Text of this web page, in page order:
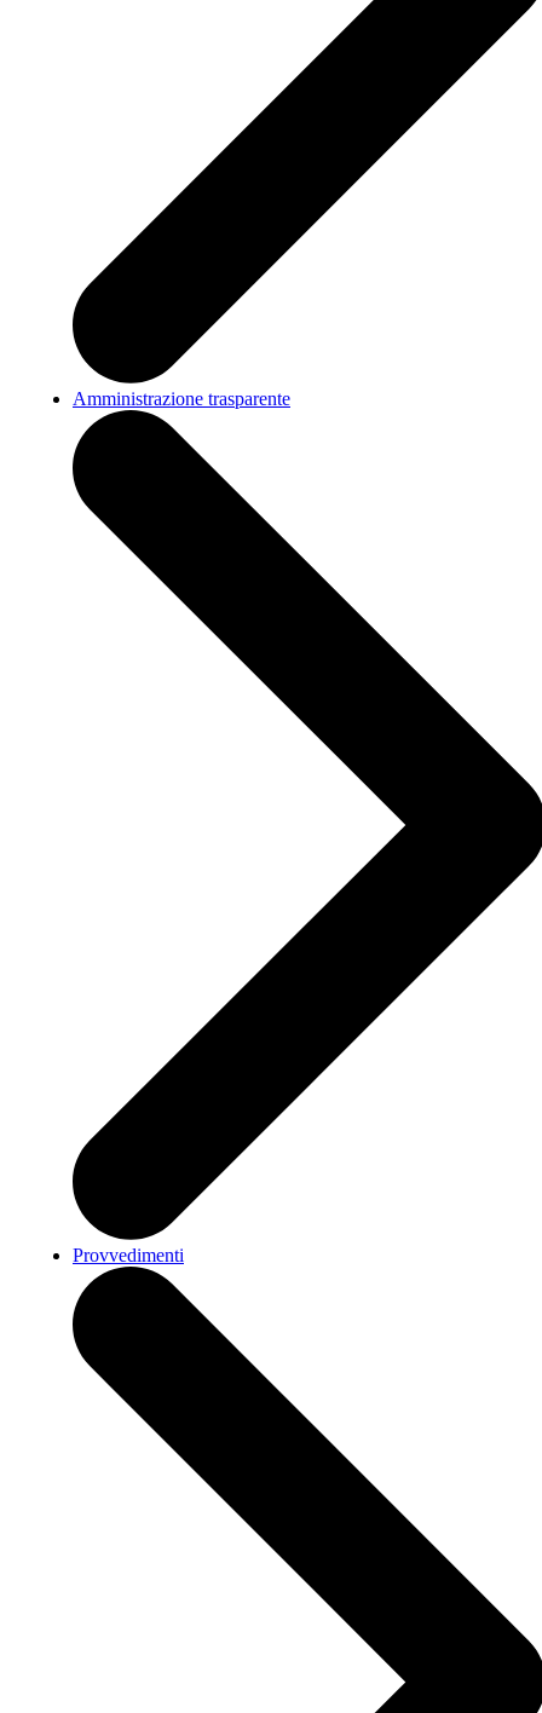
Amministrazione trasparente
Provvedimenti